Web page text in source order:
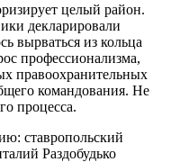
целый район.
декларировали
вырваться из кольца
профессионализма,
правоохранительных
командования. Не
процесса.
ставропольский
Раздобудько